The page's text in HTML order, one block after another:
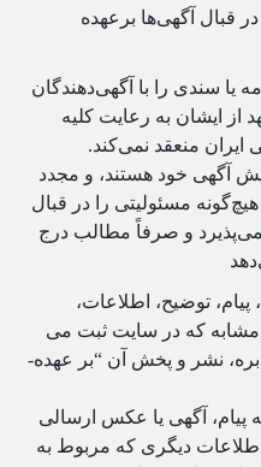
در قبال آگهی‌ها برعهده
یا سندی را با آگهی‌دهندگان
از ایشان به رعایت کلیه
منعقد نمی‌کند.
آگهی خود هستند، و مجدد
مسئولیتی را در قبال
و صرفاً مطالب درج
توضیح، اطلاعات،
که در سایت ثبت می
گردد “شامل بازتولید، افشاء، مخابره، نشر و پخش آن “بر عهده­
پیام، آگهی یا عکس ارسالی
دیگری که مربوط به